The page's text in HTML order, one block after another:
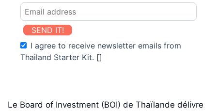
SEND IT!
I agree to receive newsletter emails from
Thailand Starter Kit. []
Le Board of Investment (BOI) de Thaïlande délivre